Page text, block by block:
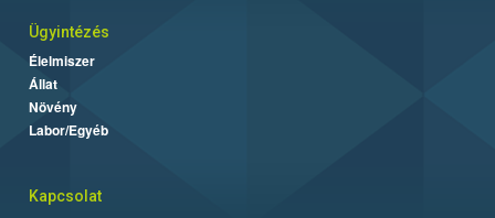
Ügyintézés
Élelmiszer
Állat
Növény
Labor/Egyéb
Kapcsolat